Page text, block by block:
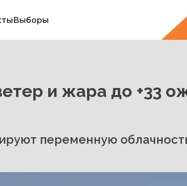
Выборы
и жара до +33
переменную